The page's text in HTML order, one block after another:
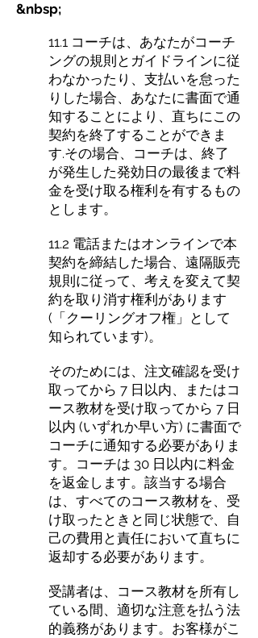
&nbsp;
11.1 コーチは、あなたがコーチ
ングの規則とガイドラインに従
わなかったり、支払いを怠った
りした場合、あなたに書面で通
知することにより、直ちにこの
契約を終了することができま
す.その場合、コーチは、終了
が発生した発効日の最後まで料
金を受け取る権利を有するもの
とします。
11.2 電話またはオンラインで本
契約を締結した場合、遠隔販売
規則に従って、考えを変えて契
約を取り消す権利があります
(「クーリングオフ権」として
知られています)。
そのためには、注文確認を受け
取ってから 7 日以内、またはコ
ース教材を受け取ってから 7 日
以内 (いずれか早い方) に書面で
コーチに通知する必要がありま
す。コーチは 30 日以内に料金
を返金します。該当する場合
は、すべてのコース教材を、受
け取ったときと同じ状態で、自
己の費用と責任において直ちに
返却する必要があります。
受講者は、コース教材を所有し
ている間、適切な注意を払う法
的義務があります。お客様がこ